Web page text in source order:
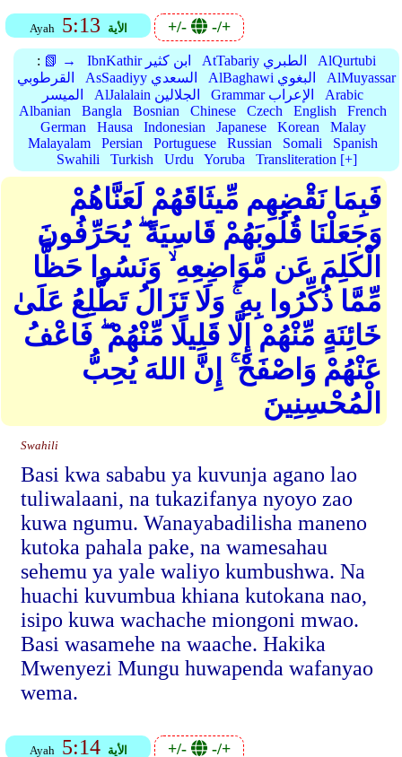
Ayah 5:13 الأية +/- -/+
: 📗 → IbnKathir ابن كثير AtTabariy الطبري
AlQurtubi
القرطوبي
AsSaadiyy السعدي AlBaghawi البغوي
AlMuyassar
الميسر
AlJalalain الجلالين Grammar الإعراب
Arabic
Albanian
Bangla Bosnian Chinese Czech English
French
German
Hausa Indonesian Japanese Korean
Malay
Malayalam
Persian Portuguese Russian Somali
Spanish
Swahili
Turkish Urdu Yoruba Transliteration [+]
فَبِمَا نَقْضِهِم مِّيثَاقَهُمْ لَعَنَّاهُمْ
وَجَعَلْنَا قُلُوبَهُمْ قَاسِيَةً ۖ يُحَرِّفُونَ
الْكَلِمَ عَن مَّوَاضِعِهِ ۙ وَنَسُوا حَظًّا
مِّمَّا ذُكِّرُوا بِهِ ۚ وَلَا تَزَالُ تَطَّلِعُ عَلَىٰ
خَائِنَةٍ مِّنْهُمْ إِلَّا قَلِيلًا مِّنْهُمْ ۖ فَاعْفُ
عَنْهُمْ وَاصْفَحْ ۚ إِنَّ اللهَ يُحِبُّ
الْمُحْسِنِينَ
Swahili
Basi kwa sababu ya kuvunja agano lao
tuliwalaani, na tukazifanya nyoyo zao
kuwa ngumu. Wanayabadilisha maneno
kutoka pahala pake, na wamesahau
sehemu ya yale waliyo kumbushwa. Na
huachi kuvumbua khiana kutokana nao,
isipo kuwa wachache miongoni mwao.
Basi wasamehe na waache. Hakika
Mwenyezi Mungu huwapenda wafanyao
wema.
Ayah 5:14 الأية +/- -/+